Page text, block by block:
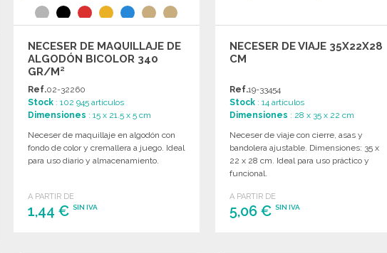
NECESER DE MAQUILLAJE DE
ALGODÓN BICOLOR 340
GR/M²
Ref.02-32260
Stock : 102 945 artículos
Dimensiones : 15 x 21.5 x 5 cm
Neceser de maquillaje en algodón con
fondo de color y cremallera a juego. Ideal
para uso diario y almacenamiento.
A PARTIR DE
1,44 €SIN IVA
NECESER DE VIAJE 35X22X28
CM
Ref.19-33454
Stock : 14 artículos
Dimensiones : 28 x 35 x 22 cm
Neceser de viaje con cierre, asas y
bandolera ajustable. Dimensiones: 35 x
22 x 28 cm. Ideal para uso práctico y
funcional.
A PARTIR DE
5,06 €SIN IVA